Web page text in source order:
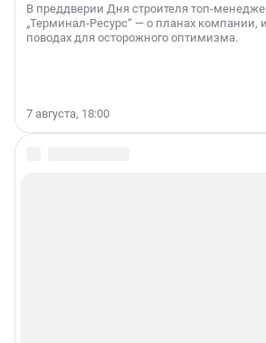
В преддверии Дня строителя топ-
„Терминал-Ресурс“ — о планах компании,
поводах для осторожного оптимизма.
7 августа, 18:00